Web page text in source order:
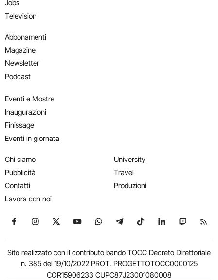
Jobs
Television
Abbonamenti
Magazine
Newsletter
Podcast
Eventi e Mostre
Inaugurazioni
Finissage
Eventi in giornata
Chi siamo
Pubblicità
Contatti
Lavora con noi
University
Travel
Produzioni
Seguici su Facebook
Seguici su Instagram
Seguici su X
Seguici su YouTube
Seguici su WhatsApp
Seguici su Telegram
Seguici su TikTok
Seguici su
Seguici
Sito realizzato con il contributo bando TOCC Decreto Direttoriale
n. 385 del 19/10/2022 PROT. PROGETTOTOCC0000125
COR15906233 CUPC87J23001080008